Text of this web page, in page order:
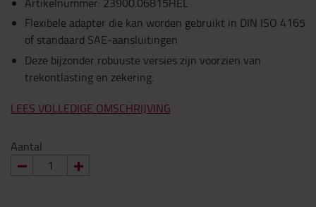
Flexibele adapter die kan worden gebruikt in DIN ISO 4165
of standaard SAE-aansluitingen
Deze bijzonder robuuste versies zijn voorzien van
trekontlasting en zekering.
LEES VOLLEDIGE OMSCHRIJVING
Aantal